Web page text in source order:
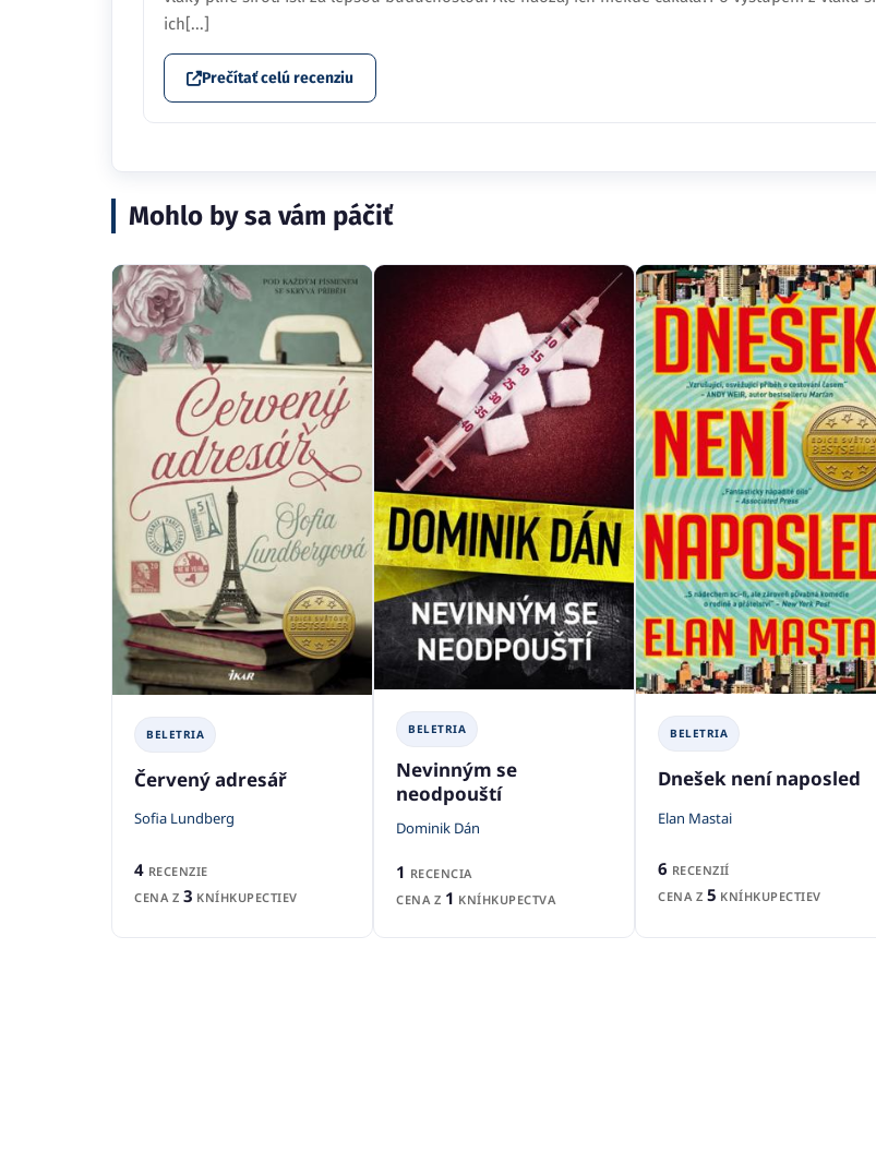
ich[...]
Prečítať celú recenziu
Mohlo by sa vám páčiť
BELETRIA
Červený adresář
Sofia Lundberg
4 RECENZIE
CENA Z 3 KNÍHKUPECTIEV
BELETRIA
Nevinným se
neodpouští
Dominik Dán
1 RECENCIA
CENA Z 1 KNÍHKUPECTVA
BELETRIA
Dnešek není naposled
Elan Mastai
6 RECENZIÍ
CENA Z 5 KNÍHKUPECTIEV